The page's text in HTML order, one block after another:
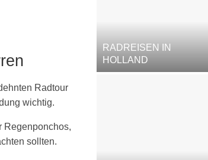
Radtour
wichtig.
Regenponchos,
sollten.
RADREISEN IN
HOLLAND